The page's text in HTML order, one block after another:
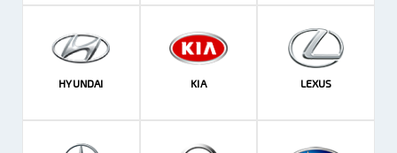
HYUNDAI KIA LEXUS